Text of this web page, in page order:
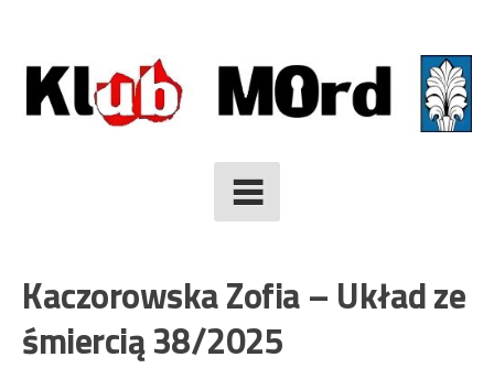
to
content
Kaczorowska Zofia – Układ ze
śmiercią 38/2025